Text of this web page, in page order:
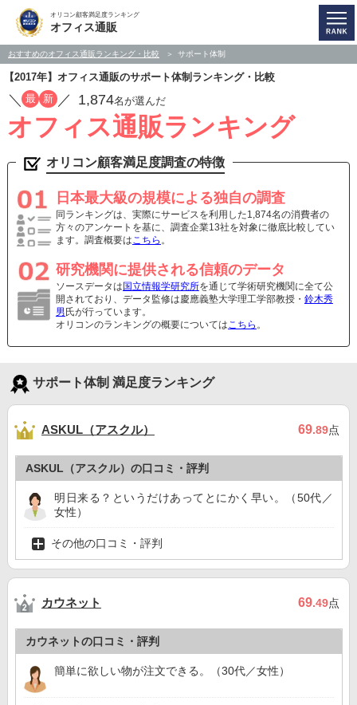
オリコン顧客満足度ランキング
オフィス通販
おすすめのオフィス通販ランキング・比較 サポート体制
【2017年】オフィス通販のサポート体制ランキング・比較
／ 最 新 ／ 1,874名が選んだ
オフィス通販ランキング
オリコン顧客満足度調査の特徴
日本最大級の規模による独自の調査
同ランキングは、実際にサービスを利用した1,874名の消費者の
方々のアンケートを基に、調査企業13社を対象に徹底比較してい
ます。調査概要はこちら 。
研究機関に提供される信頼のデータ
ソースデータは 国立情報学研究所を通じて学術研究機関に全て公
開されており、データ監修は慶應義塾大学理工学部教授・ 鈴木秀
男 氏が行っています。
オリコンのランキングの概要についてはこちら 。
サポート体制 満足度ランキング
ASKUL（アスクル） 69.89点
ASKUL（アスクル）の口コミ・評判
明日来る？というだけあってとにかく早い。（50代／
女性）
その他の口コミ・評判
カウネット 69.49点
カウネットの口コミ・評判
簡単に欲しい物が注文できる。（30代／女性）